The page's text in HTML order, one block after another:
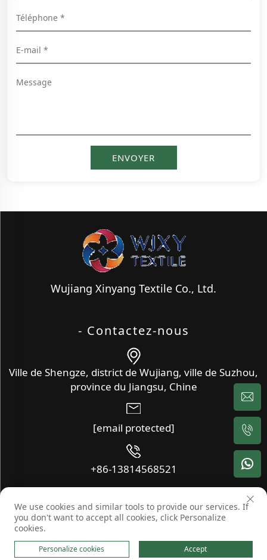
Wujiang Xinyang Textile Co., Ltd.
- Contactez-nous
Ville de Shengze, district de Wujiang, ville de Suzhou,
province du Jiangsu, Chine
[email protected]
+86-13814568521
Copyright © Wujiang Xinyang Textile Co., Ltd. Tous droits
Blog Politique de confidentialité
We use cookies and similar tools to provide our services. If
you don't want to accept all cookies, click Personalize
cookies.
Personalize cookies Accept